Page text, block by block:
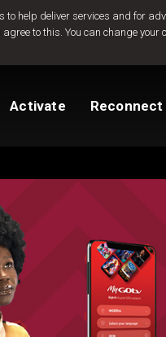
to help deliver services and for
to this. You can change your
Activate Reconnect
Packages
How to install GOtv
Reconnect GOtv
How to Pay
TV Guide
View My Account
FAQs